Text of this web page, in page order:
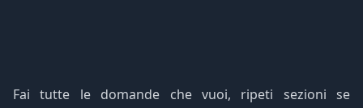
Fai tutte le domande che vuoi, ripeti sezioni se